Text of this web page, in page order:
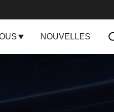
NOUVELLES